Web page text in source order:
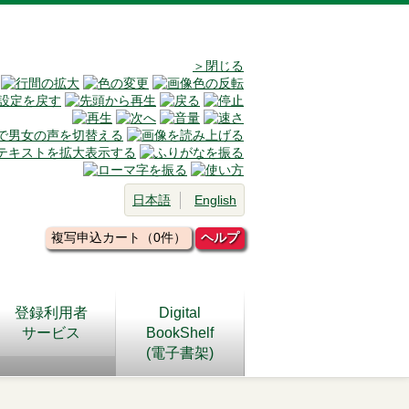
＞閉じる
日本語 English
複写申込カート（0件） ヘルプ
登録利用者
サービス
Digital
BookShelf
(電子書架)